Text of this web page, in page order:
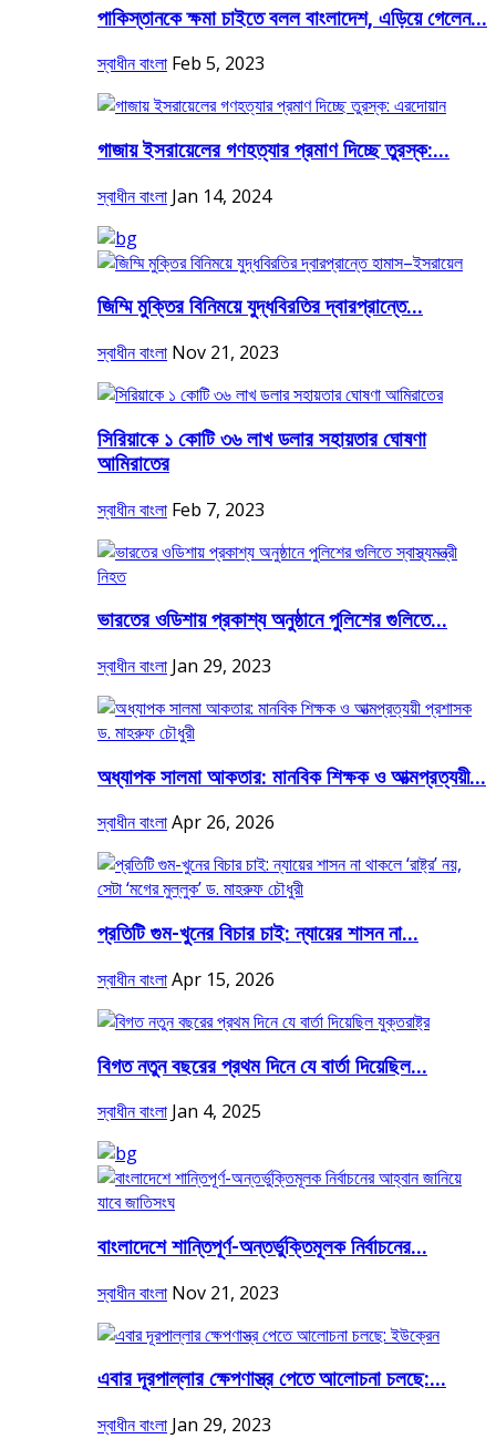
পাকিস্তানকে ক্ষমা চাইতে বলল বাংলাদেশ, এড়িয়ে গেলেন...
স্বাধীন বাংলা Feb 5, 2023
গাজায় ইসরায়েলের গণহত্যার প্রমাণ দিচ্ছে তুরস্ক:...
স্বাধীন বাংলা Jan 14, 2024
জিম্মি মুক্তির বিনিময়ে যুদ্ধবিরতির দ্বারপ্রান্তে...
স্বাধীন বাংলা Nov 21, 2023
সিরিয়াকে ১ কোটি ৩৬ লাখ ডলার সহায়তার ঘোষণা
আমিরাতের
স্বাধীন বাংলা Feb 7, 2023
ভারতের ওডিশায় প্রকাশ্য অনুষ্ঠানে পুলিশের গুলিতে...
স্বাধীন বাংলা Jan 29, 2023
অধ্যাপক সালমা আকতার: মানবিক শিক্ষক ও আত্মপ্রত্যয়ী...
স্বাধীন বাংলাApr 26, 2026
প্রতিটি গুম-খুনের বিচার চাই: ন্যায়ের শাসন না...
স্বাধীন বাংলাApr 15, 2026
বিগত নতুন বছরের প্রথম দিনে যে বার্তা দিয়েছিল...
স্বাধীন বাংলা Jan 4, 2025
বাংলাদেশে শান্তিপূর্ণ-অন্তর্ভুক্তিমূলক নির্বাচনের...
স্বাধীন বাংলা Nov 21, 2023
এবার দূরপাল্লার ক্ষেপণাস্ত্র পেতে আলোচনা চলছে:...
স্বাধীন বাংলা Jan 29, 2023